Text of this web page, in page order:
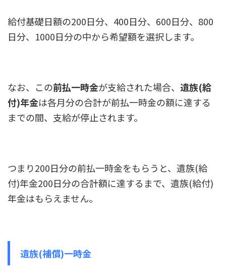
給付基礎日額の200日分、400日分、600日分、800
日分、1000日分の中から希望額を選択します。
なお、この前払一時金が支給された場合、 遺族(給
付)年金は各月分の合計が前払一時金の額に達する
までの間、支給が停止されます。
つまり200日分の前払一時金をもらうと、遺族(給
付)年金200日分の合計額に達するまで、遺族(給付)
年金はもらえません。
遺族(補償)一時金